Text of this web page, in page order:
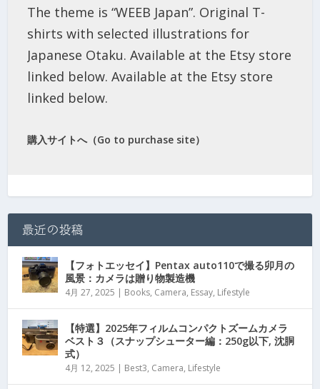
The theme is “WEEB Japan”. Original T-
shirts with selected illustrations for
Japanese Otaku. Available at the Etsy store
linked below. Available at the Etsy store
linked below.
購入サイトへ（Go to purchase site）
最近の投稿
【フォトエッセイ】Pentax auto110で撮る卯月の
風景：カメラは贈り物製造機
4月 27, 2025 | Books, Camera, Essay, Lifestyle
【特選】2025年フィルムコンパクトズームカメラ
ベスト３（スナップシューター編：250g以下, 沈胴
式）
4月 12, 2025 | Best3, Camera, Lifestyle